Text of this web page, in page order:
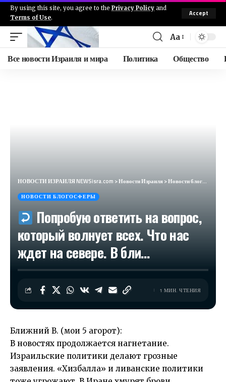
By using this site, you agree to the Privacy Policy and
Terms of Use.
Accept
Aa
Все новости Израиля и мира Политика Общество
НОВОСТИ ИЗРАИЛЯ NEWSisra.com >Новости Израиля>Новости блогосферы
НОВОСТИ БЛОГОСФЕРЫ
Попробую ответить на вопрос,
который волнует всех. Что нас
ждет на севере. В бли…
1 МИН. ЧТЕНИЯ
Ближний В. (мои 5 агорот):
В новостях продолжается нагнетание.
Израильские политики делают грозные
заявления. «Хизбалла» и ливанские политики